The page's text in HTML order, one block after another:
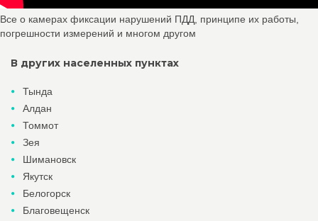
Все о камерах фиксации нарушений ПДД, принципе их работы,
погрешности измерений и многом другом
В других населенных пунктах
Тында
Алдан
Томмот
Зея
Шимановск
Якутск
Белогорск
Благовещенск